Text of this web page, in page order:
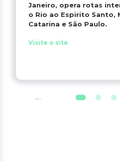
Janeiro, opera rotas
o Rio ao Espirito Santo,
Catarina e São Paulo.
Visite o site